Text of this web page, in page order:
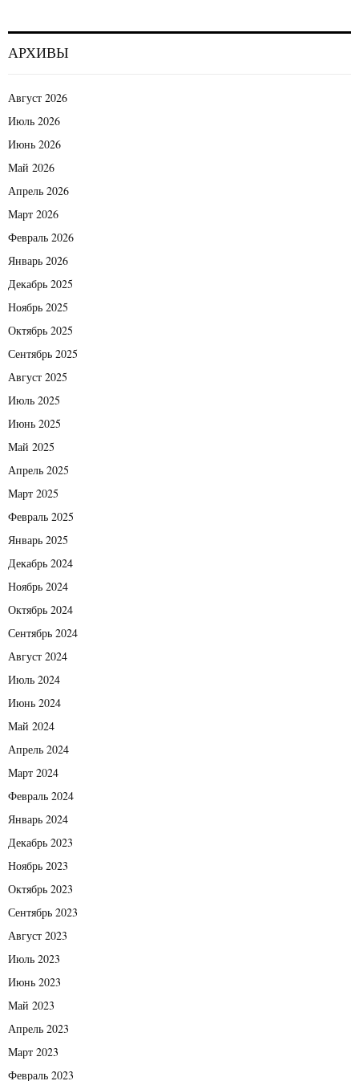
АРХИВЫ
Август 2026
Июль 2026
Июнь 2026
Май 2026
Апрель 2026
Март 2026
Февраль 2026
Январь 2026
Декабрь 2025
Ноябрь 2025
Октябрь 2025
Сентябрь 2025
Август 2025
Июль 2025
Июнь 2025
Май 2025
Апрель 2025
Март 2025
Февраль 2025
Январь 2025
Декабрь 2024
Ноябрь 2024
Октябрь 2024
Сентябрь 2024
Август 2024
Июль 2024
Июнь 2024
Май 2024
Апрель 2024
Март 2024
Февраль 2024
Январь 2024
Декабрь 2023
Ноябрь 2023
Октябрь 2023
Сентябрь 2023
Август 2023
Июль 2023
Июнь 2023
Май 2023
Апрель 2023
Март 2023
Февраль 2023